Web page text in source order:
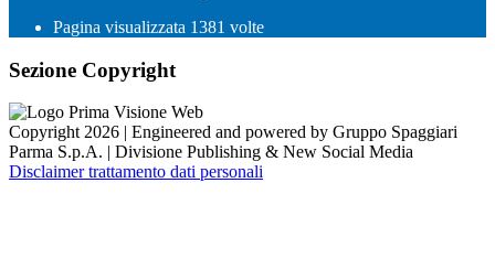
Pagina visualizzata 1381 volte
Sezione Copyright
Copyright 2026 | Engineered and powered by Gruppo Spaggiari
Parma S.p.A. | Divisione Publishing & New Social Media
Disclaimer trattamento dati personali